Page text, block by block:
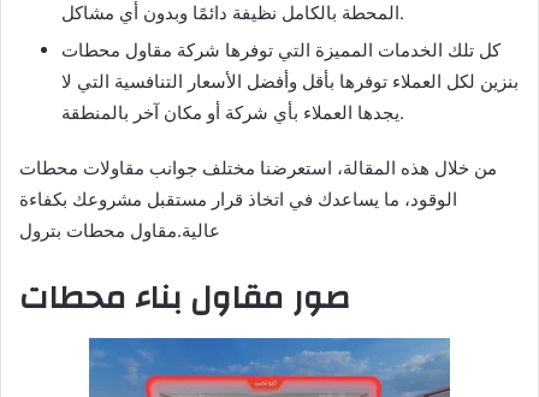
المحطة بالكامل نظيفة دائمًا وبدون أي مشاكل.
كل تلك الخدمات المميزة التي توفرها شركة مقاول محطات
بنزين لكل العملاء توفرها بأقل وأفضل الأسعار التنافسية التي لا
يجدها العملاء بأي شركة أو مكان آخر بالمنطقة.
من خلال هذه المقالة، استعرضنا مختلف جوانب مقاولات محطات
الوقود، ما يساعدك في اتخاذ قرار مستقبل مشروعك بكفاءة
عالية.مقاول محطات بترول
صور مقاول بناء محطات